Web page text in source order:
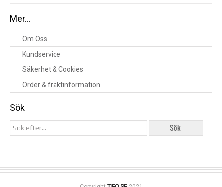
Mer…
Om Oss
Kundservice
Säkerhet & Cookies
Order & fraktinformation
Sök